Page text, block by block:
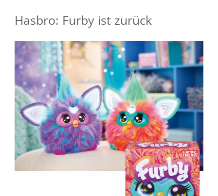
Hasbro: Furby ist zurück